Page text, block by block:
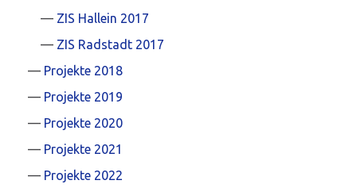
ZIS Hallein 2017
ZIS Radstadt 2017
Projekte 2018
Projekte 2019
Projekte 2020
Projekte 2021
Projekte 2022